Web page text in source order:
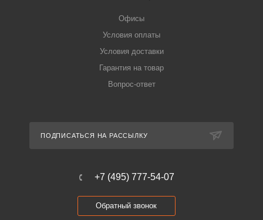
Офисы
Условия оплаты
Условия доставки
Гарантия на товар
Вопрос-ответ
ПОДПИСАТЬСЯ НА РАССЫЛКУ
+7 (495) 777-54-07
Обратный звонок